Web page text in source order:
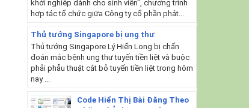
khởi nghiêp dành cho sinh viên", chương trình
hợp tác tổ chức giữa Công ty cổ phần phát...
Thủ tướng Singapore bị ung thư
Thủ tướng Singapore Lý Hiển Long bị chẩn
đoán mắc bệnh ung thư tuyến tiền liệt và buộc
phải phẫu thuật cắt bỏ tuyến tiền liệt trong hôm
nay ...
Code Hiển Thị Bài Đăng Theo